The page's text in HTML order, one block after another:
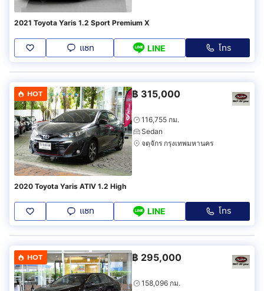
2021 Toyota Yaris 1.2 Sport Premium X
แชท LINE โทร
HOT ฿ 315,000
116,755 กม.
Sedan
จตุจักร กรุงเทพมหานคร
2020 Toyota Yaris ATIV 1.2 High
แชท LINE โทร
HOT ฿ 295,000
158,096 กม.